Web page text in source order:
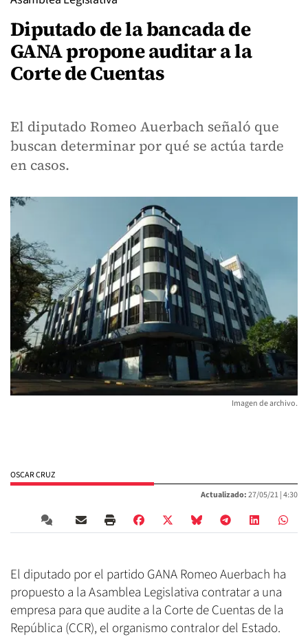
Diputado de la bancada de
GANA propone auditar a la
Corte de Cuentas
El diputado Romeo Auerbach señaló que
buscan determinar por qué se actúa tarde
en casos.
Imagen de archivo.
OSCAR CRUZ
Actualizado:27/05/21 |4:30
El diputado por el partido GANA Romeo Auerbach ha
propuesto a la Asamblea Legislativa contratar a una
empresa para que audite a la Corte de Cuentas de la
República (CCR), el organismo contralor del Estado.